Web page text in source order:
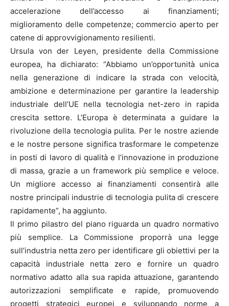
accelerazione dell’accesso ai finanziamenti;
miglioramento delle competenze; commercio aperto per
catene di approvvigionamento resilienti.
Ursula von der Leyen, presidente della Commissione
europea, ha dichiarato: “Abbiamo un’opportunità unica
nella generazione di indicare la strada con velocità,
ambizione e determinazione per garantire la leadership
industriale dell’UE nella tecnologia net-zero in rapida
crescita settore. L’Europa è determinata a guidare la
rivoluzione della tecnologia pulita. Per le nostre aziende
e le nostre persone significa trasformare le competenze
in posti di lavoro di qualità e l’innovazione in produzione
di massa, grazie a un framework più semplice e veloce.
Un migliore accesso ai finanziamenti consentirà alle
nostre principali industrie di tecnologia pulita di crescere
rapidamente”, ha aggiunto.
Il primo pilastro del piano riguarda un quadro normativo
più semplice. La Commissione proporrà una legge
sull’industria netta zero per identificare gli obiettivi per la
capacità industriale netta zero e fornire un quadro
normativo adatto alla sua rapida attuazione, garantendo
autorizzazioni semplificate e rapide, promuovendo
progetti strategici europei e sviluppando norme a